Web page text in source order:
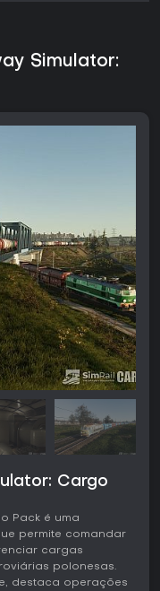
Simulator:
Cargo
Pack é uma
permite comandar
cargas
polonesas.
destaca operações